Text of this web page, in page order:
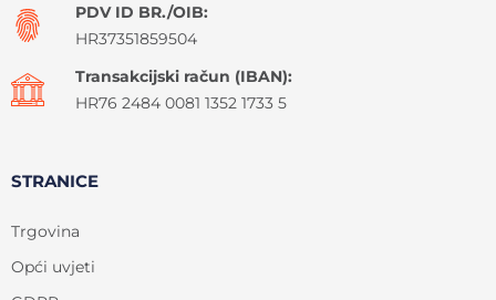
PDV ID BR./OIB:
HR37351859504
Transakcijski račun (IBAN):
HR76 2484 0081 1352 1733 5
STRANICE
Trgovina
Opći uvjeti